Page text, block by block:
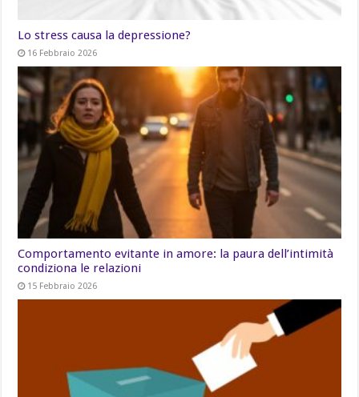
Lo stress causa la depressione?
16 Febbraio 2026
Comportamento evitante in amore: la paura dell’intimità
condiziona le relazioni
15 Febbraio 2026